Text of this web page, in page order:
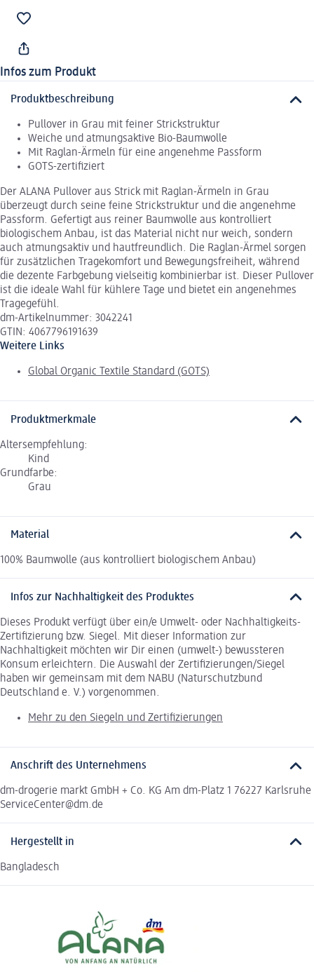
Infos zum Produkt
Produktbeschreibung
Pullover in Grau mit feiner Strickstruktur
Weiche und atmungsaktive Bio-Baumwolle
Mit Raglan-Ärmeln für eine angenehme Passform
GOTS-zertifiziert
Der ALANA Pullover aus Strick mit Raglan-Ärmeln in Grau
überzeugt durch seine feine Strickstruktur und die angenehme
Passform. Gefertigt aus reiner Baumwolle aus kontrolliert
biologischem Anbau, ist das Material nicht nur weich, sondern
auch atmungsaktiv und hautfreundlich. Die Raglan-Ärmel sorgen
für zusätzlichen Tragekomfort und Bewegungsfreiheit, während
die dezente Farbgebung vielseitig kombinierbar ist. Dieser Pullover
ist die ideale Wahl für kühlere Tage und bietet ein angenehmes
Tragegefühl.
dm-Artikelnummer: 3042241
GTIN: 4067796191639
Weitere Links
Global Organic Textile Standard (GOTS)
Produktmerkmale
Altersempfehlung:
Kind
Grundfarbe:
Grau
Material
100% Baumwolle (aus kontrolliert biologischem Anbau)
Infos zur Nachhaltigkeit des Produktes
Dieses Produkt verfügt über ein/e Umwelt- oder Nachhaltigkeits-
Zertifizierung bzw. Siegel. Mit dieser Information zur
Nachhaltigkeit möchten wir Dir einen (umwelt-) bewussteren
Konsum erleichtern. Die Auswahl der Zertifizierungen/Siegel
haben wir gemeinsam mit dem NABU (Naturschutzbund
Deutschland e. V.) vorgenommen.
Mehr zu den Siegeln und Zertifizierungen
Anschrift des Unternehmens
dm-drogerie markt GmbH + Co. KG Am dm-Platz 1 76227 Karlsruhe
ServiceCenter@dm.de
Hergestellt in
Bangladesch